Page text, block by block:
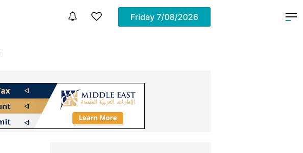
Friday 7/08/2026